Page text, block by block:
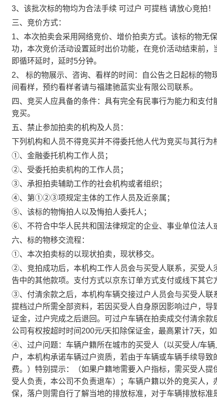
3、该批次标的物均为合法手续 可过户 可提档 请放心
三、竞价方式：
1、本次拍卖会采用网络竞价、增价拍卖方式。该标的物无
功，本次竞价活动设置延时出价功能，在竞价活动结束前
即循环延时，延时5分钟。
2、 标的物展示、咨询、看样的时间：自公告之日起标的
间看样，预约看样者请与福建驰蓝实业有限公司联系。
四、竞买人应具备的条件：具有完全有民事行为能力和支
竞买。
五、禁止参加拍卖的机构及人员：
下列机构和人员不得竞买并不得委托他人代为竞买与其行为
①、金融委托机构工作人员；
②、受委托拍卖机构的工作人员；
③、承担拍卖辅助工作的社会机构或者组织；
④、第①②③项规定主体的工作人员及近亲属；
⑤、该标的物悔拍人以及悔拍人委托人；
⑥、不符合中华人民共和国法律规定的企业、事业单位法人
六、标的物移交流程：
①、本次拍卖标的以现状拍卖，现状移交。
②、竞拍成功后，本机构工作人员会与买受人联系， 买受人
告中的其他款项。 支付方式以京东订单方式支付或线下其它
③、付清余款之后，本机构车辆交接过户人员会与买受人联
提档过户所需全部资料，若因买受人自身原因影响过户，
证金，过户完成之后退回。可过户车辆在拍卖成交付清余款
公司有权按超时时间200元/天扣除保证金，最高累计7天，
④、过户问题：车辆户籍所在城市的买受人（以买受人/车
户，本机构承诺车辆过户资质，若由于车辆或车辆手续导
费。）特别提示：（如果户籍地需要入户指标，需买受人
受人负责，本公司不负责退车）；车辆户籍以外的竞买人
保，落户则需自行了解当地的排放标准，对于车辆排放标